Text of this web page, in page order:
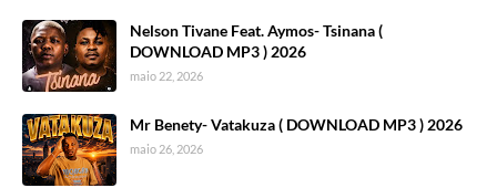
Nelson Tivane Feat. Aymos- Tsinana (
DOWNLOAD MP3 ) 2026
maio 22, 2026
Mr Benety- Vatakuza ( DOWNLOAD MP3 ) 2026
maio 26, 2026